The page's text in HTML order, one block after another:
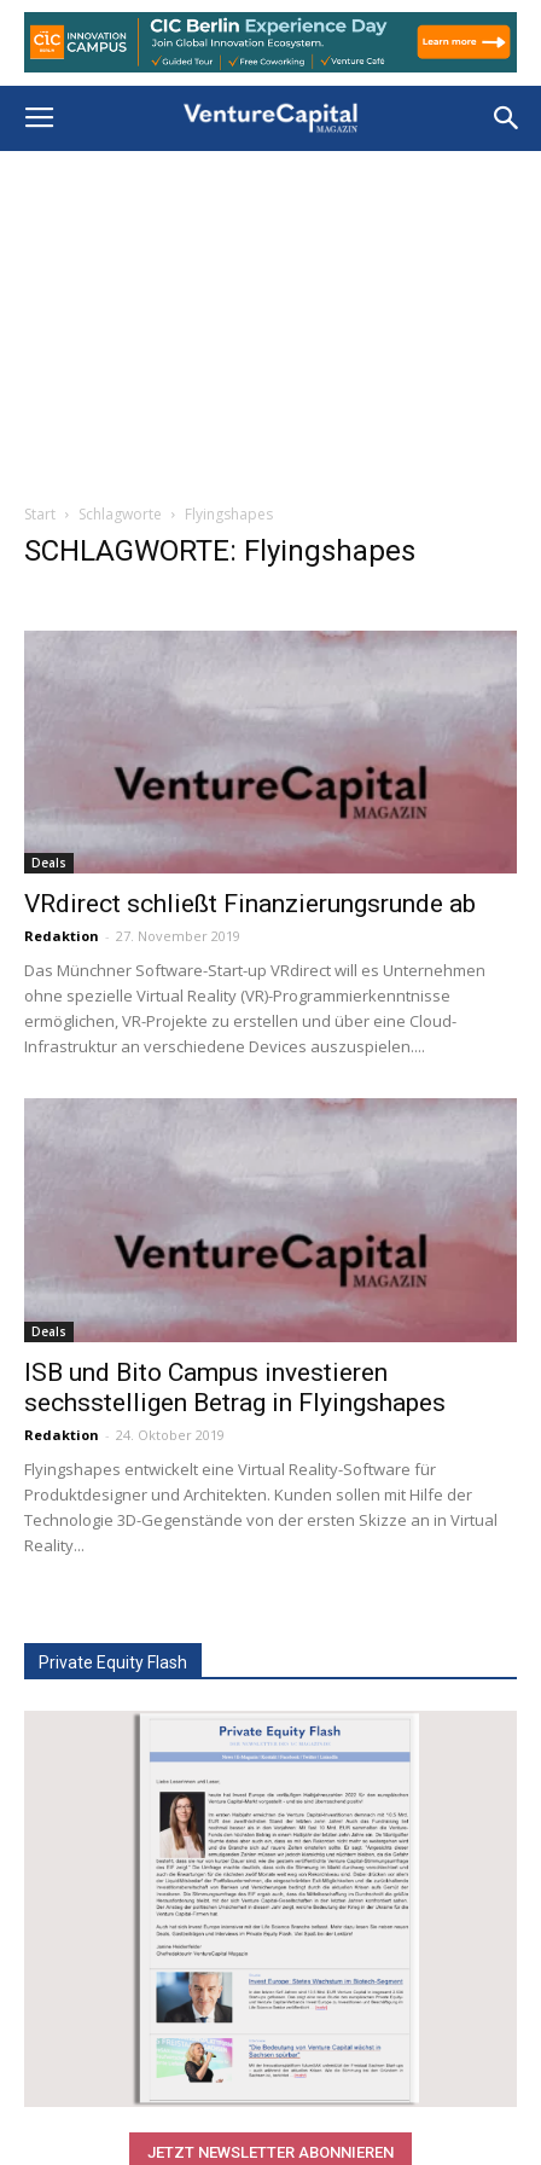
Start Schlagworte Flyingshapes
SCHLAGWORTE: Flyingshapes
Deals
VRdirect schließt Finanzierungsrunde ab
Redaktion - 27. November 2019
Das Münchner Software-Start-up VRdirect will es Unternehmen
ohne spezielle Virtual Reality (VR)-Programmierkenntnisse
ermöglichen, VR-Projekte zu erstellen und über eine Cloud-
Infrastruktur an verschiedene Devices auszuspielen....
Deals
ISB und Bito Campus investieren
sechsstelligen Betrag in Flyingshapes
Redaktion - 24. Oktober 2019
Flyingshapes entwickelt eine Virtual Reality-Software für
Produktdesigner und Architekten. Kunden sollen mit Hilfe der
Technologie 3D-Gegenstände von der ersten Skizze an in Virtual
Reality...
Private Equity Flash
JETZT NEWSLETTER ABONNIEREN